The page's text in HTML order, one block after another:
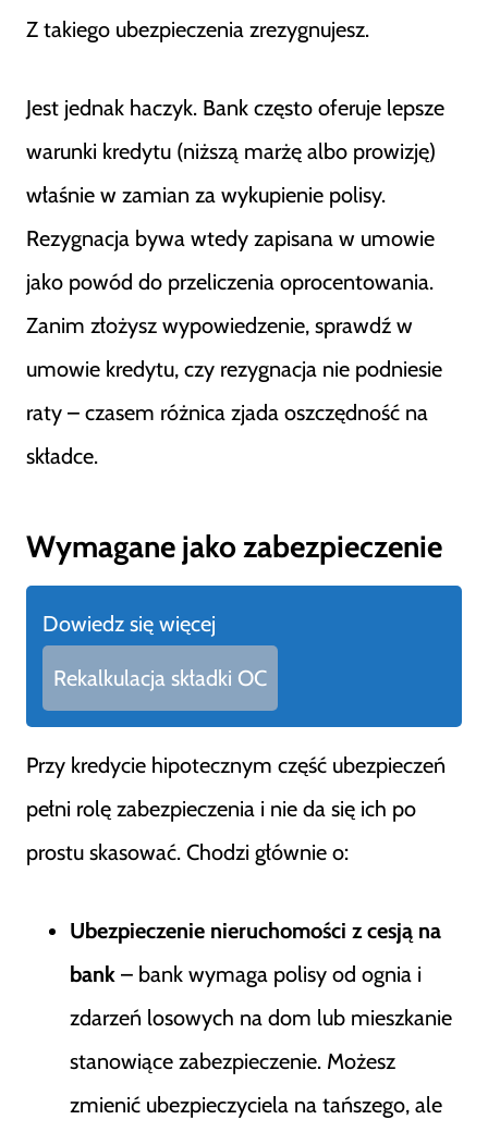
Z takiego ubezpieczenia zrezygnujesz.
Jest jednak haczyk. Bank często oferuje lepsze
warunki kredytu (niższą marżę albo prowizję)
właśnie w zamian za wykupienie polisy.
Rezygnacja bywa wtedy zapisana w umowie
jako powód do przeliczenia oprocentowania.
Zanim złożysz wypowiedzenie, sprawdź w
umowie kredytu, czy rezygnacja nie podniesie
raty – czasem różnica zjada oszczędność na
składce.
Wymagane jako zabezpieczenie
Dowiedz się więcej
Rekalkulacja składki OC
Przy kredycie hipotecznym część ubezpieczeń
pełni rolę zabezpieczenia i nie da się ich po
prostu skasować. Chodzi głównie o:
Ubezpieczenie nieruchomości z cesją na
bank – bank wymaga polisy od ognia i
zdarzeń losowych na dom lub mieszkanie
stanowiące zabezpieczenie. Możesz
zmienić ubezpieczyciela na tańszego, ale